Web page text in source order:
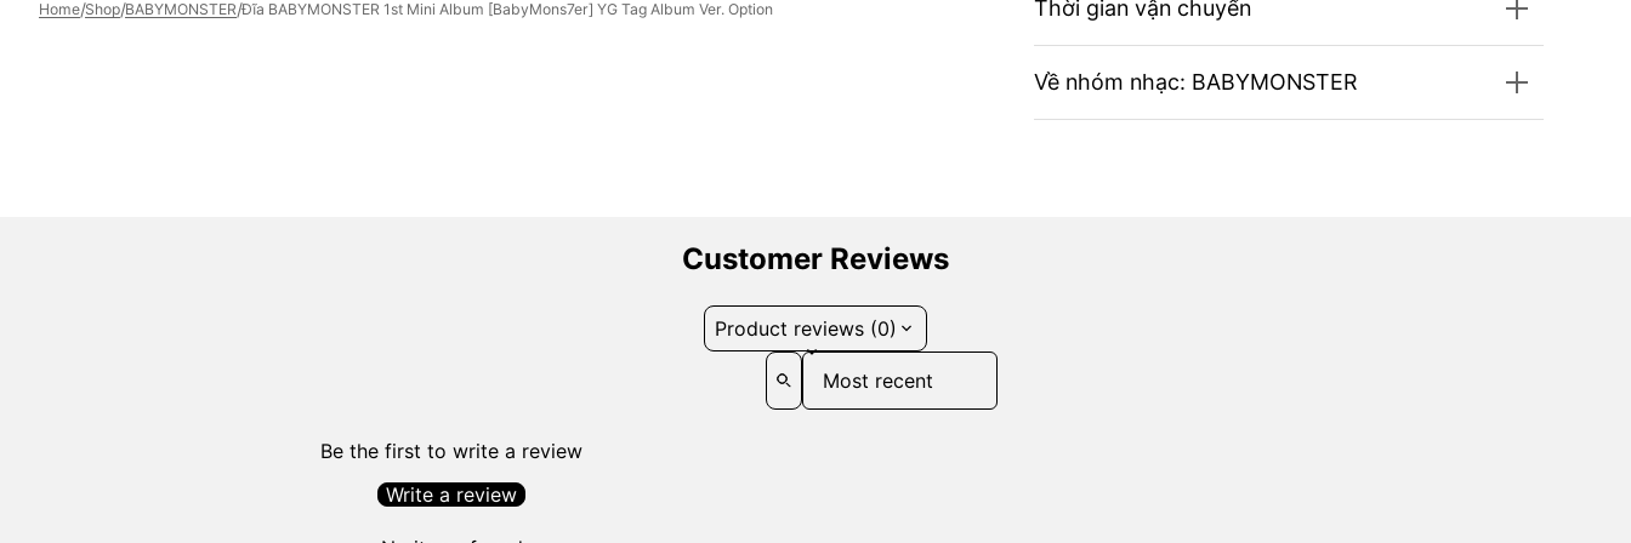
Home/Shop/BABYMONSTER/Đĩa BABYMONSTER 1st Mini Album [BabyMons7er] YG Tag Album Ver. Option Thời gian vận chuyển
Về nhóm nhạc: BABYMONSTER
Customer Reviews
Product reviews (0)
Sort reviews by
Be the first to write a review
Write a review